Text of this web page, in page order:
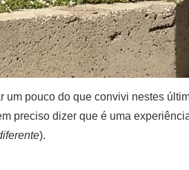
pouco do que convivi nestes
preciso dizer que é uma
).